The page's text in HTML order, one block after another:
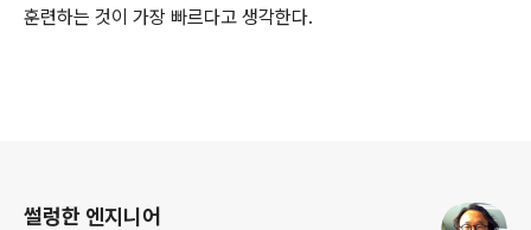
훈련하는 것이 가장 빠르다고 생각한다.
썰렁한 엔지니어